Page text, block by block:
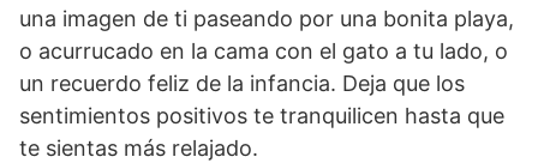
una imagen de ti paseando por una bonita playa,
o acurrucado en la cama con el gato a tu lado, o
un recuerdo feliz de la infancia. Deja que los
sentimientos positivos te tranquilicen hasta que
te sientas más relajado.